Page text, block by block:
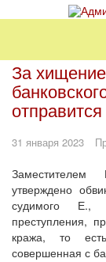
За
31 января 2023
Заместителем
утверждено
судимого Е.,
преступления,
кража, то
совершенная с